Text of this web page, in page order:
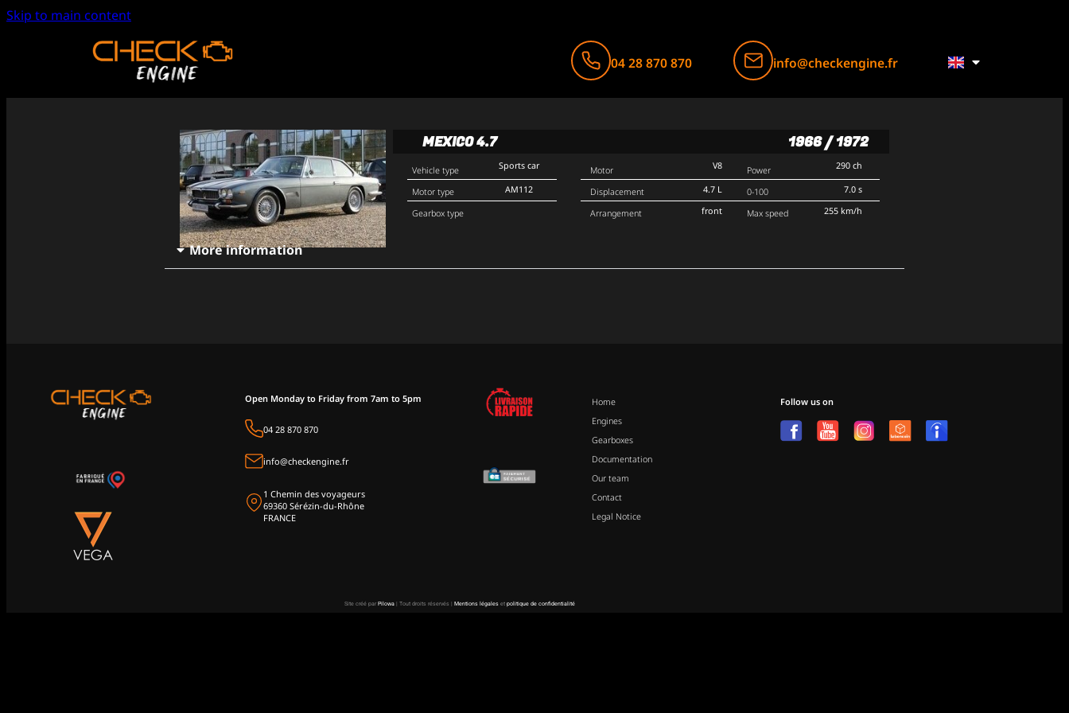
Skip to main content
04 28 870 870 info@checkengine.fr
MEXICO 4.7 1966 / 1972
Vehicle type
Motor type
Gearbox type
Sports car
AM112
Motor
Displacement
Arrangement
V8
4.7 L
front
Power
0-100
Max speed
290 ch
7.0 s
255 km/h
More information
Open Monday to Friday from 7am to 5pm
04 28 870 870
info@checkengine.fr
1 Chemin des voyageurs
69360 Sérézin-du-Rhône
FRANCE
Home
Engines
Gearboxes
Documentation
Our team
Contact
Legal Notice
Follow us on
Site créé par Pilowa | Tout droits réservés | Mentions légales et politique de confidentialité